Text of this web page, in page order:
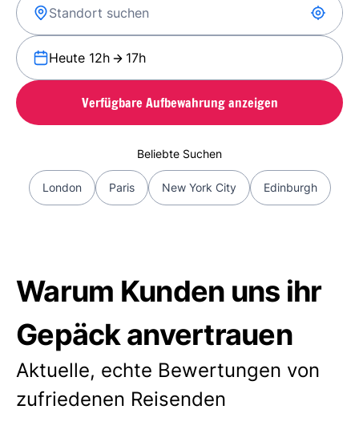
Heute 12h 17h
Verfügbare Aufbewahrung anzeigen
Beliebte Suchen
London Paris New York City Edinburgh
Warum Kunden uns ihr
Gepäck anvertrauen
Aktuelle, echte Bewertungen von
zufriedenen Reisenden